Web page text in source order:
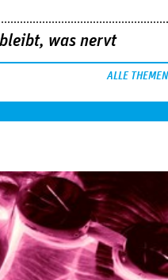
was nervt
ALLE THEMEN